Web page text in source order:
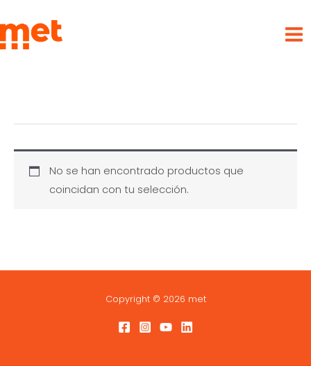
al
contenido
No se han encontrado productos que
coincidan con tu selección.
Copyright © 2026 met